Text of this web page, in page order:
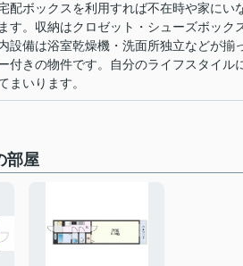
配ボックスを利用すれば不在時や家にい
ます。収納はクロゼット・シューズボッ
設備は浴室乾燥機・洗面所独立などが
付きの物件です。自分のライフスタイ
まいります。
部屋